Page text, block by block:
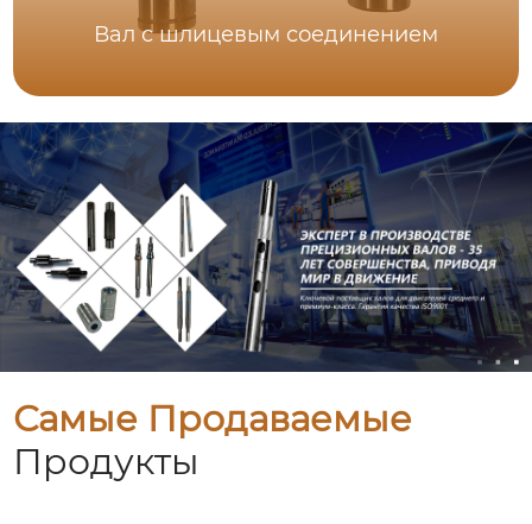
Вал с шлицевым соединением
Самые Продаваемые
Продукты